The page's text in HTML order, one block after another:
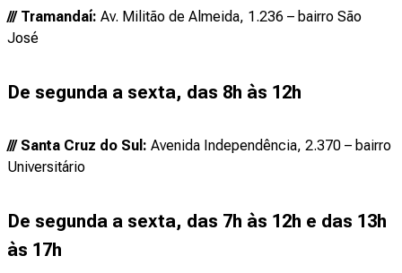
/// Tramandaí: Av. Militão de Almeida, 1.236 – bairro São
José
De segunda a sexta, das 8h às 12h
/// Santa Cruz do Sul: Avenida Independência, 2.370 – bairro
Universitário
De segunda a sexta, das 7h às 12h e das 13h
às 17h